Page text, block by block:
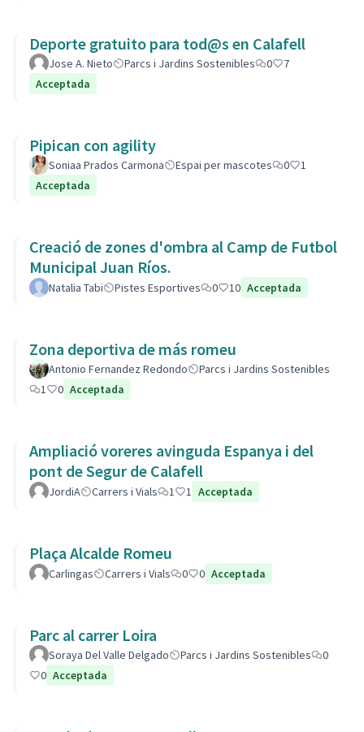
Deporte gratuito para tod@s en Calafell
Jose A. Nieto Parcs i Jardins Sostenibles 0
7
Acceptada
Pipican con agility
Soniaa Prados Carmona Espai per mascotes 0
1
Acceptada
Creació de zones d'ombra al Camp de Futbol
Municipal Juan Ríos.
Natalia Tabi Pistes Esportives 0 10 Acceptada
Zona deportiva de más romeu
Antonio Fernandez Redondo
Parcs i Jardins Sostenibles
1
0 Acceptada
Ampliació voreres avinguda Espanya i del
pont de Segur de Calafell
JordiA Carrers i Vials 1 1 Acceptada
Plaça Alcalde Romeu
Carlingas Carrers i Vials 0 0 Acceptada
Parc al carrer Loira
Soraya Del Valle Delgado Parcs i Jardins Sostenibles
0
0 Acceptada